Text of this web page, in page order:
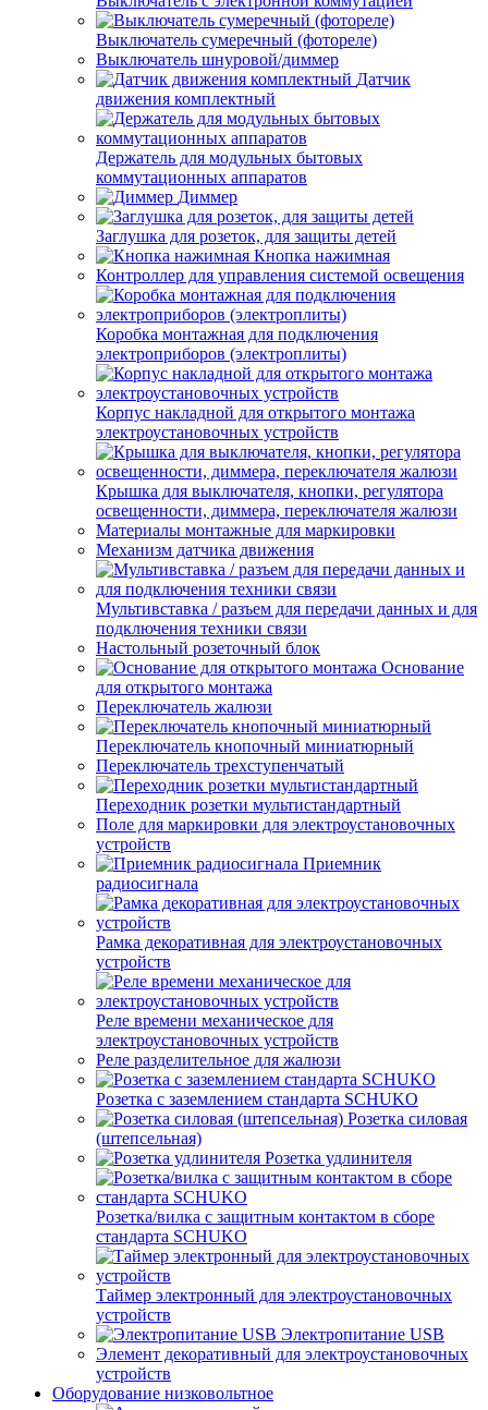
Выключатель сумеречный (фотореле)
Выключатель шнуровой/диммер
Датчик
движения комплектный
Держатель для модульных бытовых
коммутационных аппаратов
Диммер
Заглушка для розеток, для защиты детей
Кнопка нажимная
Контроллер для управления системой освещения
Коробка монтажная для подключения
электроприборов (электроплиты)
Корпус накладной для открытого монтажа
электроустановочных устройств
Крышка для выключателя, кнопки, регулятора
освещенности, диммера, переключателя жалюзи
Материалы монтажные для маркировки
Механизм датчика движения
Мультивставка / разъем для передачи данных и для
подключения техники связи
Настольный розеточный блок
Основание
для открытого монтажа
Переключатель жалюзи
Переключатель кнопочный миниатюрный
Переключатель трехступенчатый
Переходник розетки мультистандартный
Поле для маркировки для электроустановочных
устройств
Приемник
радиосигнала
Рамка декоративная для электроустановочных
устройств
Реле времени механическое для
электроустановочных устройств
Реле разделительное для жалюзи
Розетка с заземлением стандарта SCHUKO
Розетка силовая
(штепсельная)
Розетка удлинителя
Розетка/вилка с защитным контактом в сборе
стандарта SCHUKO
Таймер электронный для электроустановочных
устройств
Электропитание USB
Элемент декоративный для электроустановочных
устройств
Оборудование низковольтное